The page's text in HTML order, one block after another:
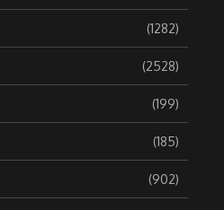
(1282)
(2528)
(199)
(185)
(902)